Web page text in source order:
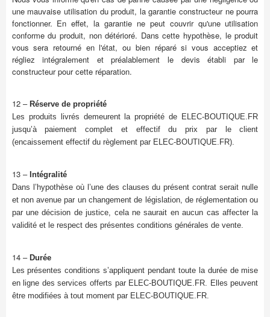
une mauvaise utilisation du produit, la garantie constructeur ne pourra
fonctionner. En effet, la garantie ne peut couvrir qu'une utilisation
conforme du produit, non détérioré. Dans cette hypothèse, le produit
vous sera retourné en l'état, ou bien réparé si vous acceptiez et
régliez intégralement et préalablement le devis établi par le
constructeur pour cette réparation.
12 – Réserve de propriété
Les produits livrés demeurent la propriété de ELEC-BOUTIQUE.FR
jusqu’à paiement complet et effectif du prix par le client
(encaissement effectif du règlement par ELEC-BOUTIQUE.FR).
13 – Intégralité
Dans l’hypothèse où l’une des clauses du présent contrat serait nulle
et non avenue par un changement de législation, de réglementation ou
par une décision de justice, cela ne saurait en aucun cas affecter la
validité et le respect des présentes conditions générales de vente.
14 – Durée
Les présentes conditions s’appliquent pendant toute la durée de mise
en ligne des services offerts par ELEC-BOUTIQUE.FR. Elles peuvent
être modifiées à tout moment par ELEC-BOUTIQUE.FR.